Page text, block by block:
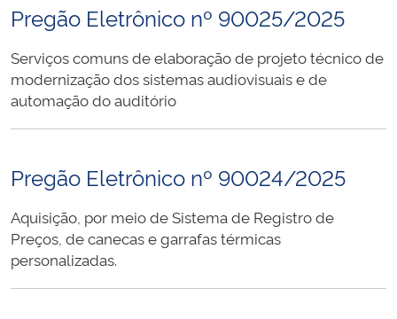
Pregão Eletrônico nº 90025/2025
Serviços comuns de elaboração de projeto técnico de
modernização dos sistemas audiovisuais e de
automação do auditório
Pregão Eletrônico nº 90024/2025
Aquisição, por meio de Sistema de Registro de
Preços, de canecas e garrafas térmicas
personalizadas.